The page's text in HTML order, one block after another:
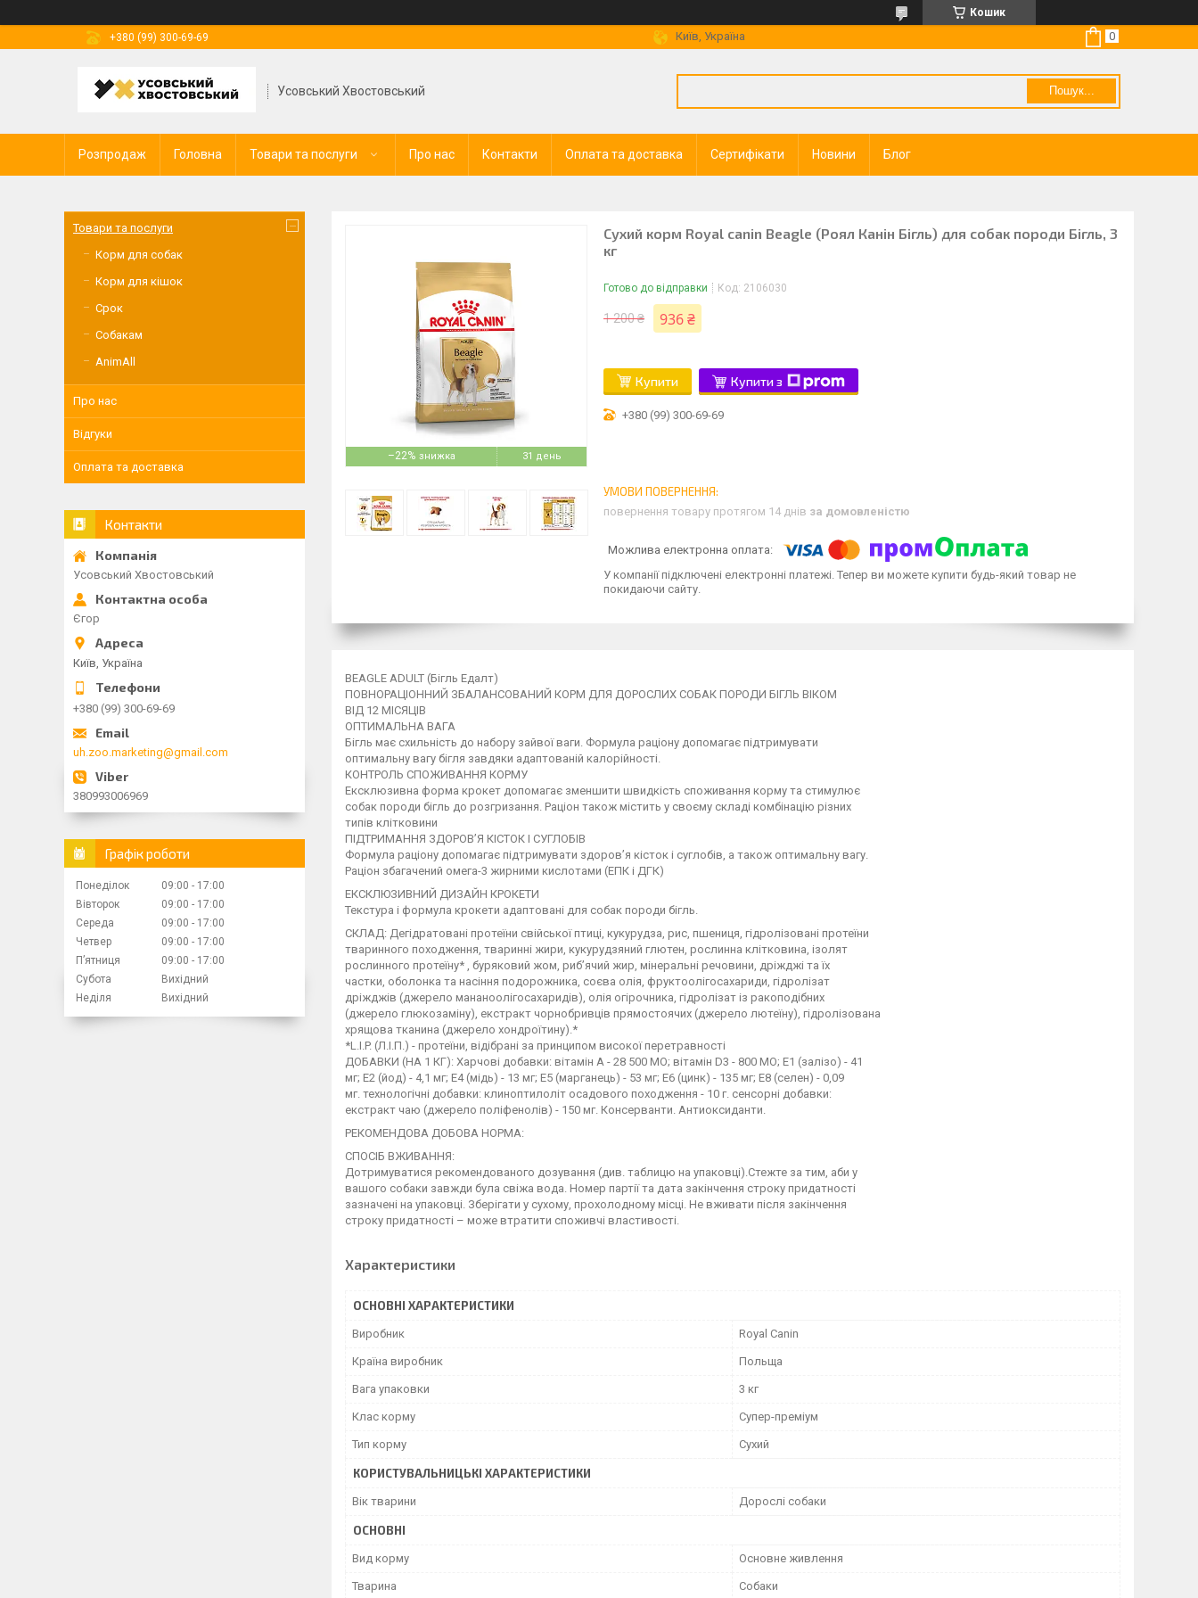
Кошик
+380 (99) 300-69-69
Київ, Україна
Усовський Хвостовський Пошук...
Розпродаж Головна Товари та послуги Про нас Контакти Оплата та доставка Сертифікати Новини Блог
–22% 31 день
Сухий корм Royal canin Beagle (Роял Канін Бігль) для собак породи Бігль, 3
кг
Готово до відправки Код: 2106030
1 200 ₴ 936 ₴
Купити Купити з
+380 (99) 300-69-69
повернення товару протягом 14 днів за домовленістю
У компанії підключені електронні платежі. Тепер ви можете купити будь-який товар не
покидаючи сайту.
BEAGLE ADULT (Бігль Едалт)
ПОВНОРАЦІОННИЙ ЗБАЛАНСОВАНИЙ КОРМ ДЛЯ ДОРОСЛИХ СОБАК ПОРОДИ БІГЛЬ ВІКОМ
ВІД 12 МІСЯЦІВ
ОПТИМАЛЬНА ВАГА
Бігль має схильність до набору зайвої ваги. Формула раціону допомагає підтримувати
оптимальну вагу бігля завдяки адаптованій калорійності.
КОНТРОЛЬ СПОЖИВАННЯ КОРМУ
Ексклюзивна форма крокет допомагає зменшити швидкість споживання корму та стимулює
собак породи бігль до розгризання. Раціон також містить у своєму складі комбінацію різних
типів клітковини
ПІДТРИМАННЯ ЗДОРОВ’Я КІСТОК І СУГЛОБІВ
Формула раціону допомагає підтримувати здоров’я кісток і суглобів, а також оптимальну вагу.
Раціон збагачений омега-3 жирними кислотами (ЕПК і ДГК)
ЕКСКЛЮЗИВНИЙ ДИЗАЙН КРОКЕТИ
Текстура і формула крокети адаптовані для собак породи бігль.
СКЛАД: Дегідратовані протеїни свійської птиці, кукурудза, рис, пшениця, гідролізовані протеїни
тваринного походження, тваринні жири, кукурудзяний глютен, рослинна клітковина, ізолят
рослинного протеїну* , буряковий жом, риб’ячий жир, мінеральні речовини, дріжджі та їх
частки, оболонка та насіння подорожника, соєва олія, фруктоолiгосахариди, гідролізат
дріжджів (джерело мананоолігосахаридів), олія огірочника, гідролізат із ракоподібних
(джерело глюкозаміну), екстракт чорнобривців прямостоячих (джерело лютеїну), гідролізована
хрящова тканина (джерело хондроїтину).*
*L.I.P. (Л.І.П.) - протеїни, відібрані за принципом високої перетравності
ДОБАВКИ (НА 1 КГ): Харчові добавки: вітамін A - 28 500 MO; вітамін D3 - 800 MO; E1 (залiзо) - 41
мг; E2 (йод) - 4,1 мг; E4 (мiдь) - 13 мг; E5 (марганець) - 53 мг; E6 (цинк) - 135 мг; E8 (селен) - 0,09
мг. технологічні добавки: клиноптилоліт осадового походження - 10 г. сенсорні добавки:
екстракт чаю (джерело поліфенолів) - 150 мг. Консерванти. Aнтиоксиданти.
РЕКОМЕНДОВА ДОБОВА НОРМА:
СПОСІБ ВЖИВАННЯ:
Дотримуватися рекомендованого дозування (див. таблицю на упаковці).Стежте за тим, аби у
вашого собаки завжди була свіжа вода. Номер партії та дата закінчення строку придатності
зазначені на упаковці. Зберігати у сухому, прохолодному місці. Не вживати після закінчення
строку придатності – може втратити споживчі властивості.
Характеристики
ОСНОВНІ ХАРАКТЕРИСТИКИ
Виробник Royal Canin
Країна виробник Польща
Вага упаковки 3 кг
Клас корму Супер-преміум
Тип корму Сухий
КОРИСТУВАЛЬНИЦЬКІ ХАРАКТЕРИСТИКИ
Вік тварини Дорослі собаки
ОСНОВНІ
Вид корму Основне живлення
Тварина Собаки
Товари та послуги
Корм для собак
Корм для кішок
Срок
Собакам
AnimAll
Про нас
Відгуки
Оплата та доставка
Контакти
Усовський Хвостовський
Єгор
Київ, Україна
+380 (99) 300-69-69
uh.zoo.marketing@gmail.com
380993006969
Графік роботи
Понеділок 09:00
17:00
Вівторок
09:00
17:00
Середа
09:00
17:00
Четвер
09:00
17:00
Пʼятниця
09:00
17:00
Субота
Вихідний
Неділя
Вихідний